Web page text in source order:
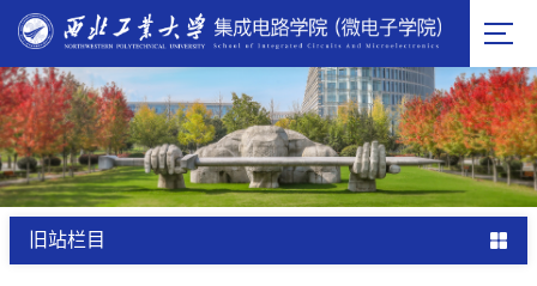
旧站栏目